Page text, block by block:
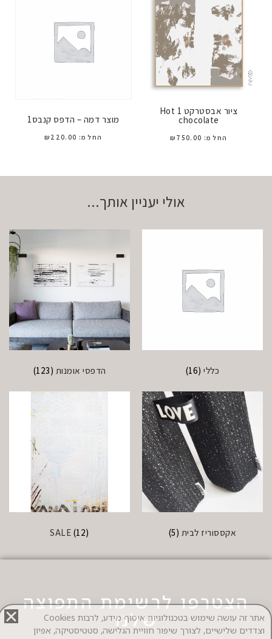
ציור אבסטרקט 1 Hot
chocolate
החל מ: ₪ 750.00
מוצר דמה – הדפס קנבס1
החל מ: ₪ 220.00
אולי יעניין אותך...
כללי (16) הדפסי אומנות (123)
אקססוריז לבית (5)
SALE (12)
הצטרפו לרשימת התפוצה
שלנו
אתר זה עושה שימוש בטכנולוגיות איסוף מידע, לרבות Cookies
וצדדים שלישיים, לצורך שיפור חוויית הגלישה, סטטיסטיקה, אפיון